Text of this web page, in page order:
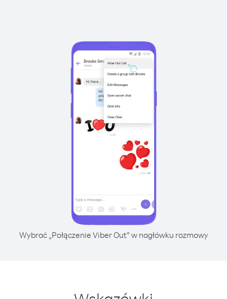
Wybrać „Połączenie Viber Out” w nagłówku rozmowy